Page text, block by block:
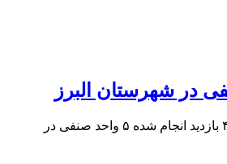
محمد نصیری گفت: در ۴۵ بازدید انجام شده ۵ واحد صنفی در